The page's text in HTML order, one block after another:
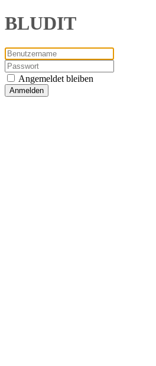
BLUDIT
Angemeldet bleiben
Anmelden